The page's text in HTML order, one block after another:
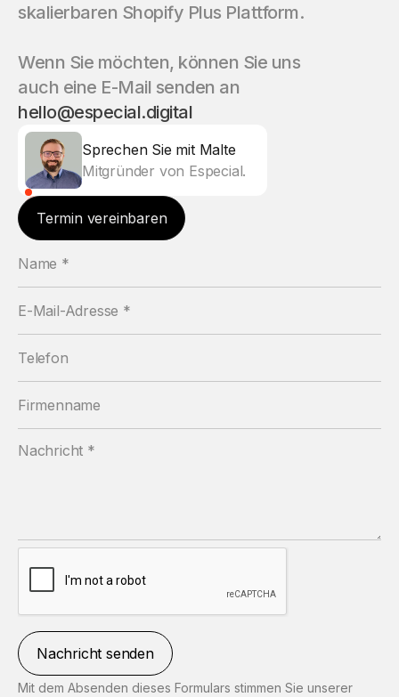
skalierbaren Shopify Plus Plattform.
Wenn Sie möchten, können Sie uns
auch eine E-Mail senden an
hello@especial.digital
Sprechen Sie mit Malte
Mitgründer von Especial.
Termin vereinbaren
Mit dem Absenden dieses Formulars stimmen Sie unserer